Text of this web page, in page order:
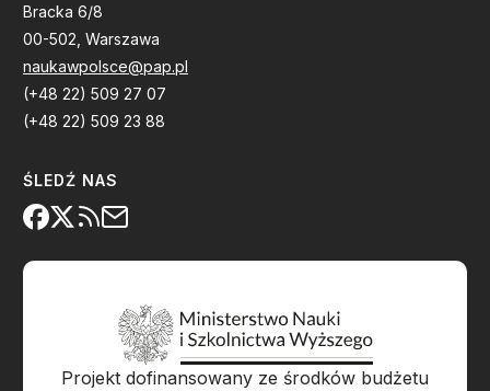
Bracka 6/8
00-502, Warszawa
naukawpolsce@pap.pl
(+48 22) 509 27 07
(+48 22) 509 23 88
ŚLEDŹ NAS
Projekt dofinansowany ze środków budżetu